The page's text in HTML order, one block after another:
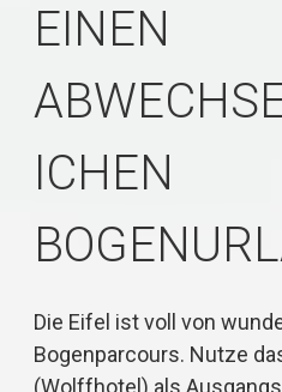
EINEN
ICHEN
Die Eifel ist voll von
Bogenparcours. Nutze